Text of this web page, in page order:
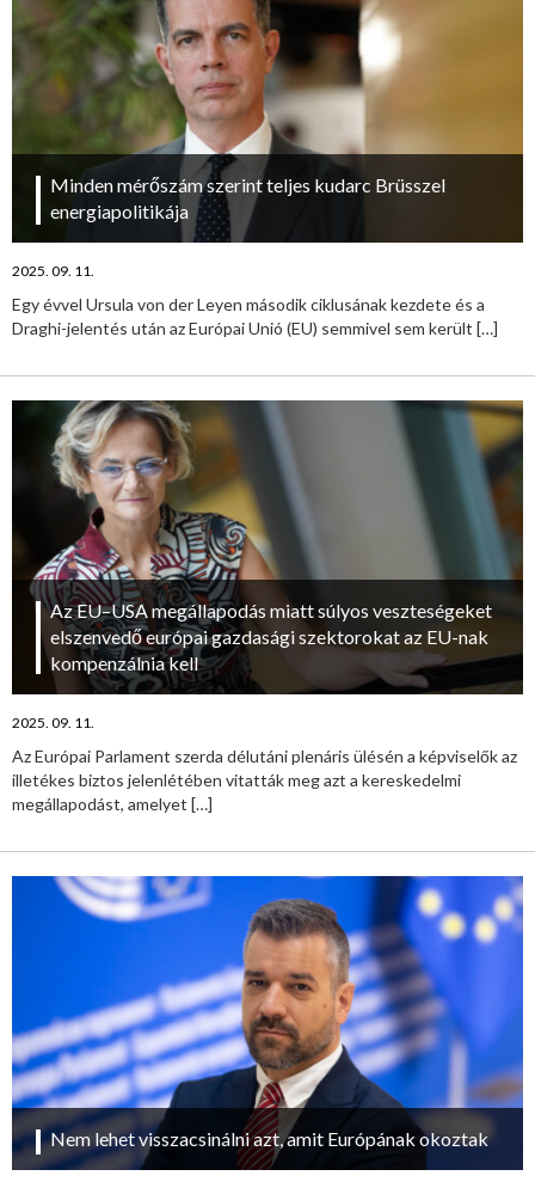
Minden mérőszám szerint teljes kudarc Brüsszel
energiapolitikája
2025. 09. 11.
Egy évvel Ursula von der Leyen második ciklusának kezdete és a
Draghi-jelentés után az Európai Unió (EU) semmivel sem került […]
Az EU–USA megállapodás miatt súlyos veszteségeket
elszenvedő európai gazdasági szektorokat az EU-nak
kompenzálnia kell
2025. 09. 11.
Az Európai Parlament szerda délutáni plenáris ülésén a képviselők az
illetékes biztos jelenlétében vitatták meg azt a kereskedelmi
megállapodást, amelyet […]
Nem lehet visszacsinálni azt, amit Európának okoztak